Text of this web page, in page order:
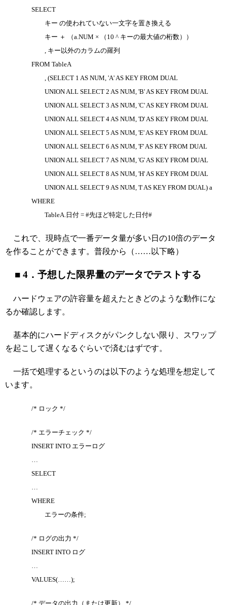
SELECT
キー の使われていない一文字を置き換える
キー ＋ （a.NUM × （10 ^ キーの最大値の桁数））
, キー以外のカラムの羅列
FROM TableA
, (SELECT 1 AS NUM, 'A' AS KEY FROM DUAL
UNION ALL SELECT 2 AS NUM, 'B' AS KEY FROM DUAL
UNION ALL SELECT 3 AS NUM, 'C' AS KEY FROM DUAL
UNION ALL SELECT 4 AS NUM, 'D' AS KEY FROM DUAL
UNION ALL SELECT 5 AS NUM, 'E' AS KEY FROM DUAL
UNION ALL SELECT 6 AS NUM, 'F' AS KEY FROM DUAL
UNION ALL SELECT 7 AS NUM, 'G' AS KEY FROM DUAL
UNION ALL SELECT 8 AS NUM, 'H' AS KEY FROM DUAL
UNION ALL SELECT 9 AS NUM, 'I' AS KEY FROM DUAL) a
WHERE
TableA.日付 = #先ほど特定した日付#
これで、現時点で一番データ量が多い日の10倍のデータ
を作ることができます。普段から（……以下略）
■ 4．予想した限界量のデータでテストする
ハードウェアの許容量を超えたときどのような動作にな
るか確認します。
基本的にハードディスクがパンクしない限り、スワップ
を起こして遅くなるぐらいで済むはずです。
一括で処理するというのは以下のような処理を想定して
います。
/* ロック */
/* エラーチェック */
INSERT INTO エラーログ
…
SELECT
…
WHERE
エラーの条件;
/* ログの出力 */
INSERT INTO ログ
…
VALUES(……);
/* データの出力（または更新） */